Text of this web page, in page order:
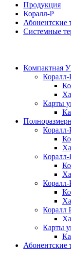
Продукция
Коралл-Р
Абонентские
Системные
Компактная
Коралл-
Карты
Коралл-
Коралл-
Коралл-
Коралл
Карты
Абонентские